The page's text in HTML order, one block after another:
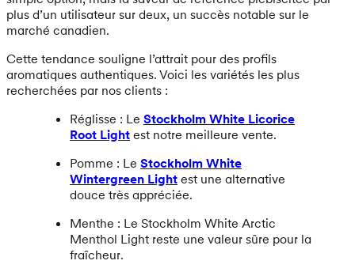
plus d’un utilisateur sur deux, un succès notable sur le
marché canadien.
Cette tendance souligne l’attrait pour des profils
aromatiques authentiques. Voici les variétés les plus
recherchées par nos clients :
Réglisse : Le Stockholm White Licorice
Root Light est notre meilleure vente.
Pomme : Le Stockholm White
Wintergreen Light est une alternative
douce très appréciée.
Menthe : Le Stockholm White Arctic
Menthol Light reste une valeur sûre pour la
fraîcheur.